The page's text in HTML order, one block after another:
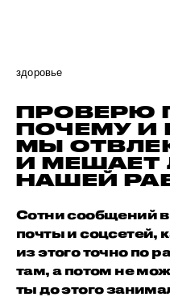
здоровье
ПРОВЕРЮ
ПОЧЕМУ И
МЫ
И МЕШАЕТ
НАШЕЙ
Сотни сообщений
почты и соцсетей,
из этого точно по
там, а потом не
ты до этого